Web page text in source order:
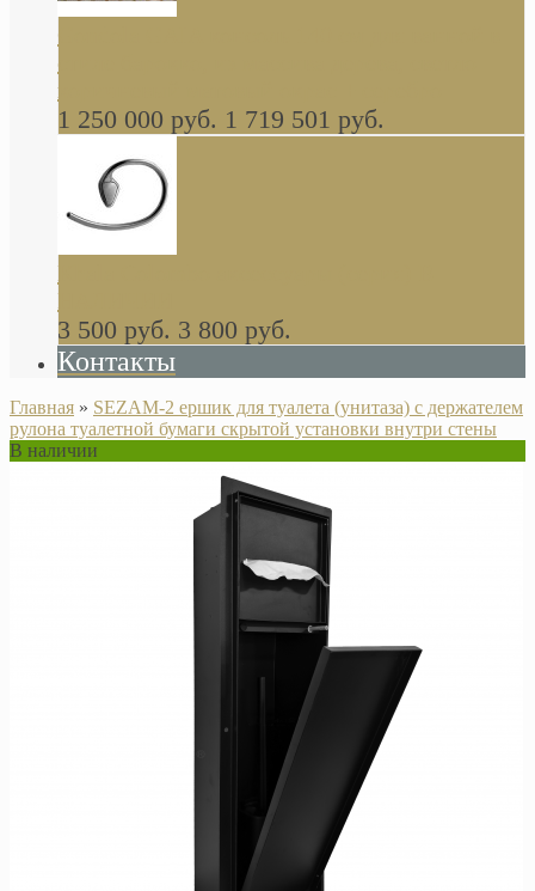
стиле барокко, из массива дерева, светло
коричневый матовый окрас + серебро
1 250 000 руб. 1 719 501 руб.
Khala Colombo аксессуары (серия) В
НАЛИЧИИ
3 500 руб. 3 800 руб.
Контакты
Главная » SEZAM-2 ершик для туалета (унитаза) с держателем
рулона туалетной бумаги скрытой установки внутри стены
В наличии